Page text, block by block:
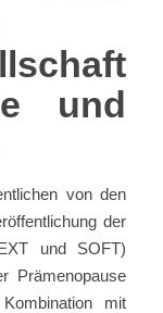
und
von den
der
und SOFT)
Prämenopause
mit